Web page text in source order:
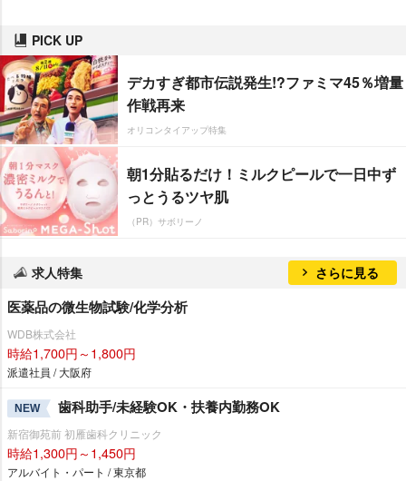
PICK UP
デカすぎ都市伝説発生!?ファミマ45％増量
作戦再来
オリコンタイアップ特集
朝1分貼るだけ！ミルクピールで一日中ず
っとうるツヤ肌
（PR）サボリーノ
求人特集 さらに見る
医薬品の微生物試験/化学分析
WDB株式会社
時給1,700円～1,800円
派遣社員 / 大阪府
NEW 歯科助手/未経験OK・扶養内勤務OK
新宿御苑前 初雁歯科クリニック
時給1,300円～1,450円
アルバイト・パート / 東京都